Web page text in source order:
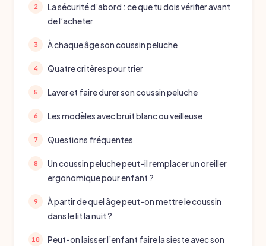
La sécurité d’abord : ce que tu dois vérifier avant
de l’acheter
À chaque âge son coussin peluche
Quatre critères pour trier
Laver et faire durer son coussin peluche
Les modèles avec bruit blanc ou veilleuse
Questions fréquentes
Un coussin peluche peut-il remplacer un oreiller
ergonomique pour enfant ?
À partir de quel âge peut-on mettre le coussin
dans le lit la nuit ?
Peut-on laisser l’enfant faire la sieste avec son